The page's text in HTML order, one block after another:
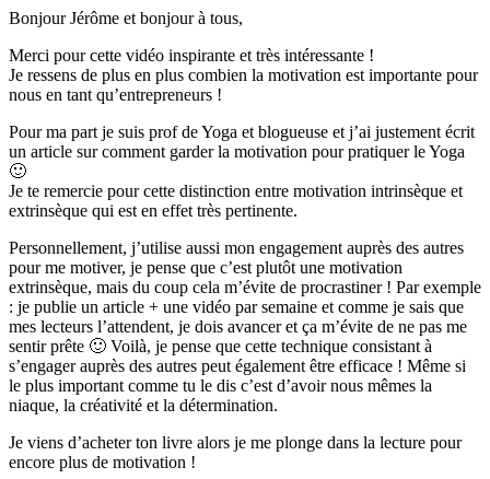
Bonjour Jérôme et bonjour à tous,
Merci pour cette vidéo inspirante et très intéressante !
Je ressens de plus en plus combien la motivation est importante pour
nous en tant qu’entrepreneurs !
Pour ma part je suis prof de Yoga et blogueuse et j’ai justement écrit
un article sur comment garder la motivation pour pratiquer le Yoga
🙂
Je te remercie pour cette distinction entre motivation intrinsèque et
extrinsèque qui est en effet très pertinente.
Personnellement, j’utilise aussi mon engagement auprès des autres
pour me motiver, je pense que c’est plutôt une motivation
extrinsèque, mais du coup cela m’évite de procrastiner ! Par exemple
: je publie un article + une vidéo par semaine et comme je sais que
mes lecteurs l’attendent, je dois avancer et ça m’évite de ne pas me
sentir prête 🙂 Voilà, je pense que cette technique consistant à
s’engager auprès des autres peut également être efficace ! Même si
le plus important comme tu le dis c’est d’avoir nous mêmes la
niaque, la créativité et la détermination.
Je viens d’acheter ton livre alors je me plonge dans la lecture pour
encore plus de motivation !